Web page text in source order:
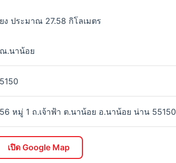
ง ประมาณ 27.58 กิโลเมตร
.นาน้อย
หมู่ 1 ถ.เจ้าฟ้า ต.นาน้อย อ.นาน้อย น่าน 55150
เปิด Google Map